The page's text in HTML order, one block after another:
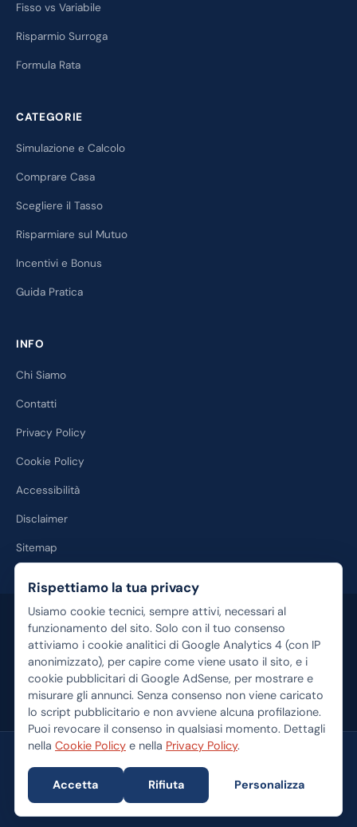
Fisso vs Variabile
Risparmio Surroga
Formula Rata
CATEGORIE
Simulazione e Calcolo
Comprare Casa
Scegliere il Tasso
Risparmiare sul Mutuo
Incentivi e Bonus
Guida Pratica
INFO
Chi Siamo
Contatti
Privacy Policy
Cookie Policy
Accessibilità
Disclaimer
Sitemap
Disclaimer: Calcolo-Mutuo.com è un portale informativo e non fornisce
consulenza finanziaria personalizzata. I contenuti hanno finalità
esclusivamente educativa. Alcuni link verso prodotti e servizi bancari
sono link di affiliazione: se completi un'operazione tramite essi,
potremmo percepire una commissione senza costi aggiuntivi per te. I
tassi e le condizioni sono indicativi e soggetti a variazioni quotidiane.
Consulta sempre un professionista prima di sottoscrivere un
finanziamento.
© 2026 Calcolo-Mutuo.com — Tutti i diritti riservati
Pausilypon S.r.l. — Sede legale: Via Posillipo 42, 80123 Napoli (NA) —
Capitale sociale € 10.000,00 i.v. — Iscritta al Registro delle Imprese di
Napoli, REA NA-1134156 — C.F. / P.IVA 10819841213
Rispettiamo la tua privacy
Usiamo cookie tecnici, sempre attivi, necessari al
funzionamento del sito. Solo con il tuo consenso
attiviamo i cookie analitici di Google Analytics 4 (con IP
anonimizzato), per capire come viene usato il sito, e i
cookie pubblicitari di Google AdSense, per mostrare e
misurare gli annunci. Senza consenso non viene caricato
lo script pubblicitario e non avviene alcuna profilazione.
Puoi revocare il consenso in qualsiasi momento. Dettagli
nella Cookie Policy e nella Privacy Policy.
Accetta Rifiuta Personalizza